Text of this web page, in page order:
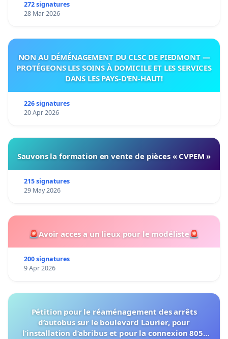
272 signatures
28 Mar 2026
NON AU DÉMÉNAGEMENT DU CLSC DE PIEDMONT —
PROTÉGEONS LES SOINS À DOMICILE ET LES SERVICES
DANS LES PAYS-D’EN-HAUT!
226 signatures
20 Apr 2026
Sauvons la formation en vente de pièces « CVPEM »
215 signatures
29 May 2026
🚨Avoir acces a un lieux pour le modéliste🚨
200 signatures
9 Apr 2026
Pétition pour le réaménagement des arrêts
d’autobus sur le boulevard Laurier, pour
l’installation d’abribus et pour la connexion 805-